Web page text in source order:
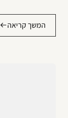
המשך קריאה